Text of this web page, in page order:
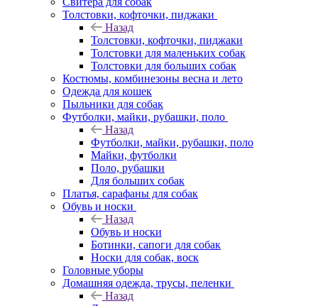
Толстовки, кофточки, пиджаки
Назад
Толстовки, кофточки, пиджаки
Толстовки для маленьких собак
Толстовки для больших собак
Костюмы, комбинезоны весна и лето
Одежда для кошек
Пыльники для собак
Футболки, майки, рубашки, поло
Назад
Футболки, майки, рубашки, поло
Майки, футболки
Поло, рубашки
Для больших собак
Платья, сарафаны для собак
Обувь и носки
Назад
Обувь и носки
Ботинки, сапоги для собак
Носки для собак, воск
Головные уборы
Домашняя одежда, трусы, пеленки
Назад